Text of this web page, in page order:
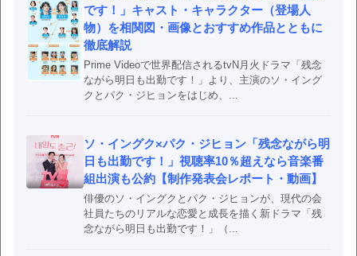
です！」キャスト・キャラクター（登場人
物）を相関図・画像とおすすめ作品とともに
徹底解説
Prime Videoで世界配信されるtvN月火ドラマ「残念
ながら明日も出勤です！」より、主演のソ・イング
クとパク・ジヒョンをはじめ、...
ソ・イングク×パク・ジヒョン「残念ながら明
日も出勤です！」視聴率10％超えなら音楽番
組出演も公約【制作発表会レポート・動画】
俳優のソ・イングクとパク・ジヒョンが、現代の会
社員たちのリアルな恋愛と成長を描く新ドラマ「残
念ながら明日も出勤です！」（...